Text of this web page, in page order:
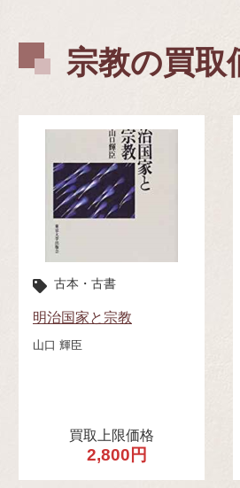
宗教の買取
古本・古書
明治国家と宗教
山口 輝臣
買取上限価格
2,800円